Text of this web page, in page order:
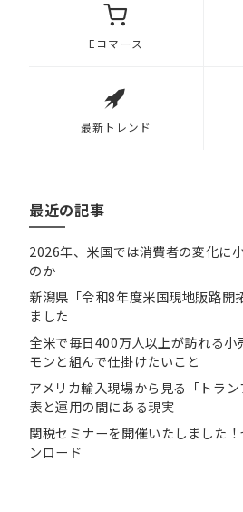
Eコマース
最新トレンド
最近の記事
2026年、米国では消費者の変化に
のか
新潟県「令和8年度米国現地販路開
ました
全米で毎日400万人以上が訪れる
モンと組んで仕掛けたいこと
アメリカ輸入現場から見る「トラ
表と運用の間にある現実
関税セミナーを開催いたしました
ンロード